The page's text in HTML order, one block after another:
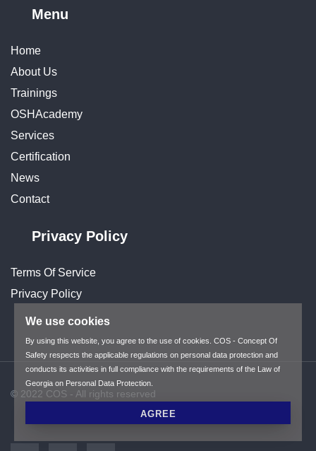
Menu
Home
About Us
Trainings
OSHAcademy
Services
Certification
News
Contact
Privacy Policy
Terms Of Service
Privacy Policy
© 2022 COS - All rights reserved
We use cookies
By using this website, you agree to the use of cookies. COS - Concept Of
Safety respects the applicable regulations on personal data protection and
conducts its activities in full compliance with the requirements of the Law of
Georgia on Personal Data Protection.
AGREE